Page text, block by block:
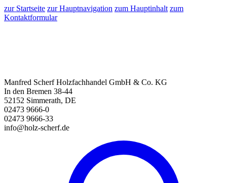
zur Startseite zur Hauptnavigation zum Hauptinhalt zum
Kontaktformular
Manfred Scherf Holzfachhandel GmbH & Co. KG
In den Bremen 38-44
52152 Simmerath, DE
02473 9666-0
02473 9666-33
info@holz-scherf.de